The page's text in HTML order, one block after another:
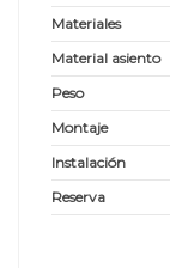
Materiales
Material asiento
Peso
Montaje
Instalación
Reserva